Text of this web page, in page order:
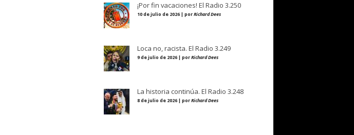
¡Por fin vacaciones! El Radio 3.250
10 de julio de 2026 | porRichard Dees
Loca no, racista. El Radio 3.249
9 de julio de 2026 | porRichard Dees
La historia continúa. El Radio 3.248
8 de julio de 2026 | porRichard Dees